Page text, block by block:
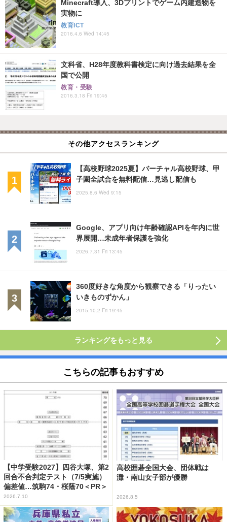
Minecraft導入、3Dプリントでゲーム内建造物を
実物に
教育ICT
2016.4.6 Wed 14:45
文科省、H28年度教科書検定に向け過去結果を全
国で公開
教育・受験
2016.3.18 Fri 19:45
その他アクセスランキング
【高校野球2025夏】バーチャル高校野球、甲
子園全試合を無料配信…見逃し配信も
2025.8.6 Wed 9:15
Google、アプリ向け年齢確認APIを年内に世
界展開…未成年者保護を強化
2026.7.31 Fri 13:45
360度好きな角度から観察できる「りったい
いきものずかん」
2015.10.2 Fri 19:45
ランキングをもっと見る
こちらの記事もおすすめ
【中学受験2027】四谷大塚、第2
回合不合判定テスト（7/5実施）
偏差値…筑駒74・桜蔭70＜PR＞
2026.7.10
高校囲碁全国大会、団体戦は
灘・南山女子部が優勝
2026.8.5